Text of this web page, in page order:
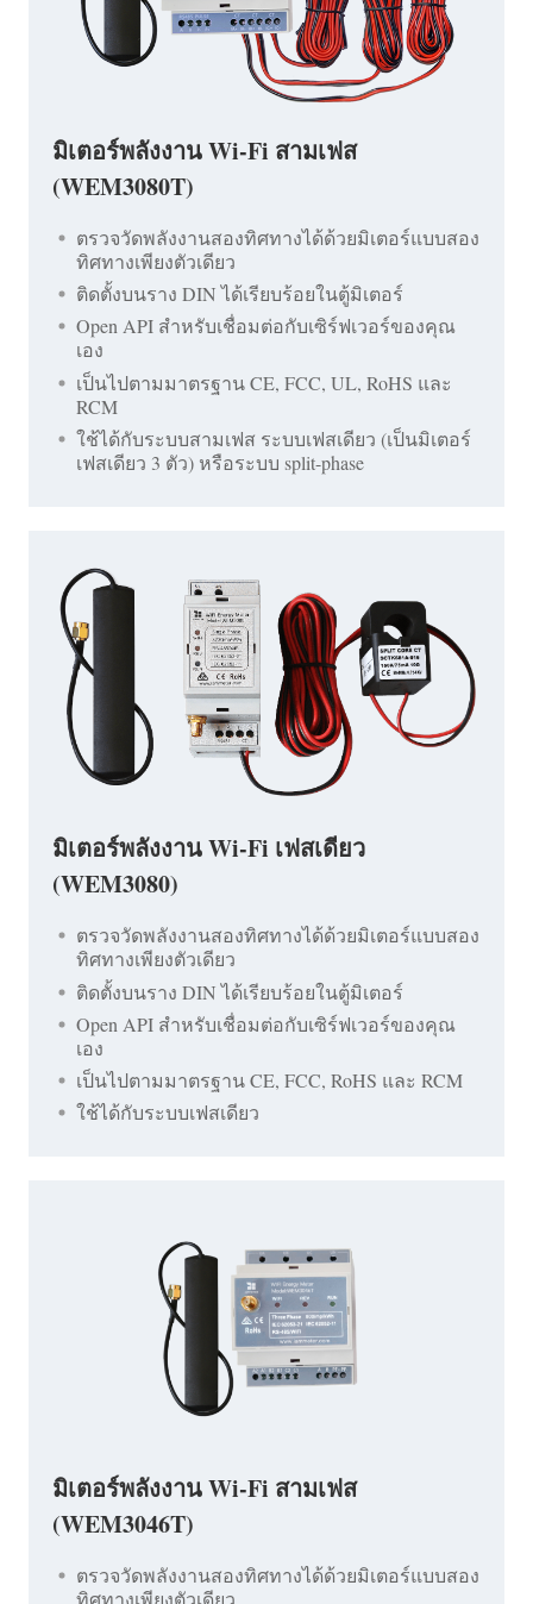
มิเตอร์พลังงาน Wi-Fi สามเฟส
(WEM3080T)
ตรวจวัดพลังงานสองทิศทางได้ด้วยมิเตอร์แบบสอง
ทิศทางเพียงตัวเดียว
ติดตั้งบนราง DIN ได้เรียบร้อยในตู้มิเตอร์
Open API สำหรับเชื่อมต่อกับเซิร์ฟเวอร์ของคุณ
เอง
เป็นไปตามมาตรฐาน CE, FCC, UL, RoHS และ
RCM
ใช้ได้กับระบบสามเฟส ระบบเฟสเดียว (เป็นมิเตอร์
เฟสเดียว 3 ตัว) หรือระบบ split-phase
มิเตอร์พลังงาน Wi-Fi เฟสเดียว
(WEM3080)
ตรวจวัดพลังงานสองทิศทางได้ด้วยมิเตอร์แบบสอง
ทิศทางเพียงตัวเดียว
ติดตั้งบนราง DIN ได้เรียบร้อยในตู้มิเตอร์
Open API สำหรับเชื่อมต่อกับเซิร์ฟเวอร์ของคุณ
เอง
เป็นไปตามมาตรฐาน CE, FCC, RoHS และ RCM
ใช้ได้กับระบบเฟสเดียว
มิเตอร์พลังงาน Wi-Fi สามเฟส
(WEM3046T)
ตรวจวัดพลังงานสองทิศทางได้ด้วยมิเตอร์แบบสอง